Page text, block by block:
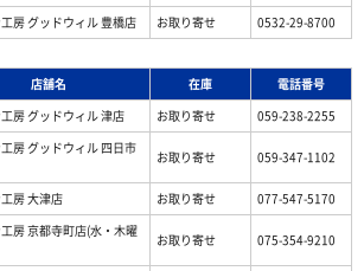
房 グッドウィル 豊橋店 お取り寄せ 0532-29-8700
店舗名 在庫
電話番号
房 グッドウィル 津店 お取り寄せ 059-238-2255
房 グッドウィル 四日市
お取り寄せ 059-347-1102
房 大津店 お取り寄せ 077-547-5170
房 京都寺町店(水・木曜
お取り寄せ 075-354-9210